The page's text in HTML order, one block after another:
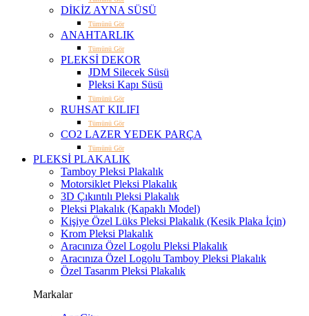
DİKİZ AYNA SÜSÜ
Tümünü Gör
ANAHTARLIK
Tümünü Gör
PLEKSİ DEKOR
JDM Silecek Süsü
Pleksi Kapı Süsü
Tümünü Gör
RUHSAT KILIFI
Tümünü Gör
CO2 LAZER YEDEK PARÇA
Tümünü Gör
PLEKSİ PLAKALIK
Tamboy Pleksi Plakalık
Motorsiklet Pleksi Plakalık
3D Çıkıntılı Pleksi Plakalık
Pleksi Plakalık (Kapaklı Model)
Kişiye Özel Lüks Pleksi Plakalık (Kesik Plaka İçin)
Krom Pleksi Plakalık
Aracınıza Özel Logolu Pleksi Plakalık
Aracınıza Özel Logolu Tamboy Pleksi Plakalık
Özel Tasarım Pleksi Plakalık
Markalar